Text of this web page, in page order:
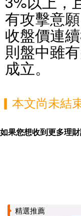
有攻擊意
收盤價連
則盤中雖
成立。
▎本文尚未結
如果您想收到更多理
精選推薦